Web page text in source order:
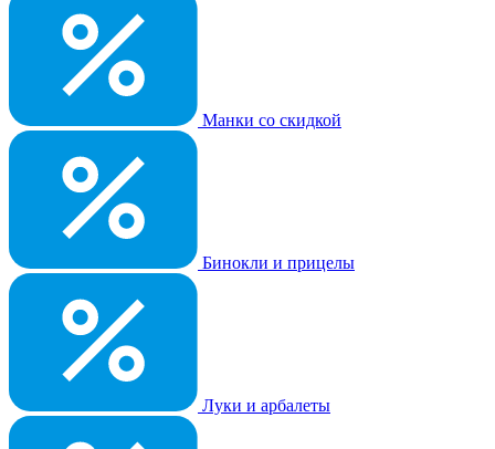
Манки со скидкой
Бинокли и прицелы
Луки и арбалеты